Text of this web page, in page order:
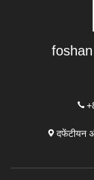
दफेंटीयन